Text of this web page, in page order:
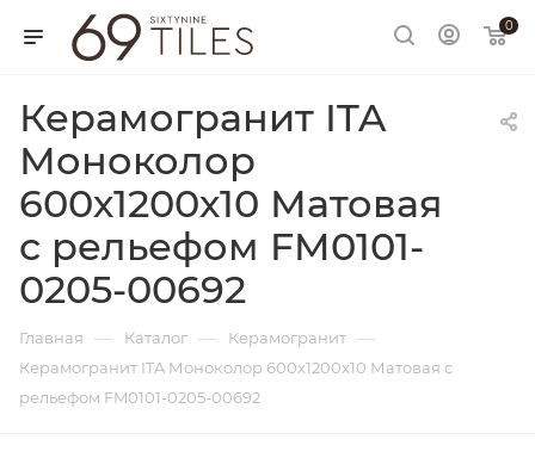
0
Керамогранит ITA
Моноколор
600х1200х10 Матовая
с рельефом FM0101-
0205-00692
Главная — Каталог — Керамогранит —
Керамогранит ITA Моноколор 600х1200х10 Матовая с
рельефом FM0101-0205-00692